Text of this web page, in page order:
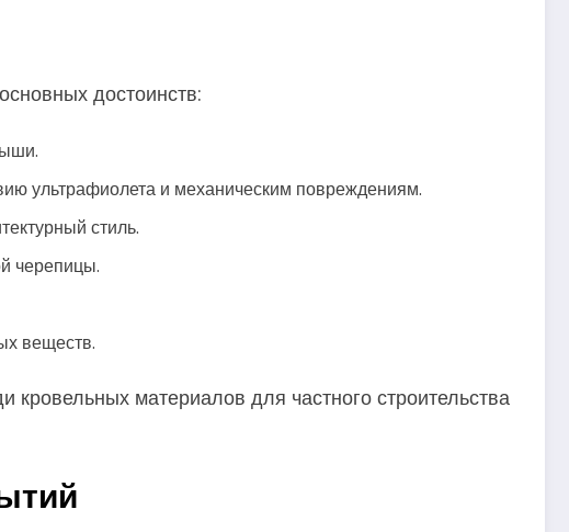
достоинств:
ультрафиолета и механическим повреждениям.
стиль.
черепицы.
веществ.
материалов для частного строительства